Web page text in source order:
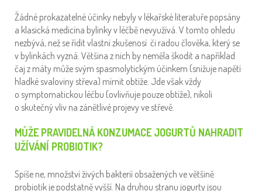
Žádné prokazatelné účinky nebyly v lékařské literatuře popsány
a klasická medicína bylinky v léčbě nevyužívá. V tomto ohledu
nezbývá, než se řídit vlastní zkušenosí či radou člověka, který se
v bylinkách vyzná. Většina z nich by neměla škodit a například
čaj z máty může svým spasmolytickým účinkem (snižuje napětí
hladké svaloviny střeva) mírnit obtíže. Jde však vždy
o symptomatickou léčbu (ovlivňuje pouze obtíže), nikoli
o skutečný vliv na zánětlivé projevy ve střevě.
MŮŽE PRAVIDELNÁ KONZUMACE JOGURTŮ NAHRADIT
UŽÍVÁNÍ PROBIOTIK?
Spíše ne, množství živých bakterií obsažených ve většině
probiotik je podstatně vyšší. Na druhou stranu jogurty jsou